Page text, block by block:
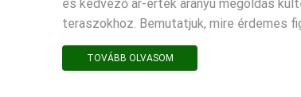
és kedvező ár-érték arányú megoldás
teraszokhoz. Bemutatjuk, mire érdemes
TOVÁBB OLVASOM